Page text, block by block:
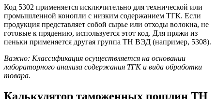
Код 5302 применяется исключительно для технической или
промышленной конопли с низким содержанием ТГК. Если
продукция представляет собой сырье или отходы волокна, не
готовые к прядению, используется этот код. Для пряжи из
пеньки применяется другая группа ТН ВЭД (например, 5308).
Важно: Классификация осуществляется на основании
лабораторного анализа содержания ТГК и вида обработки
товара.
Калькулятор таможенных пошлин ТН